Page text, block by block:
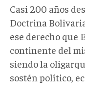
Casi 200 años
Doctrina
ese derecho que
continente del
siendo la
sostén político,